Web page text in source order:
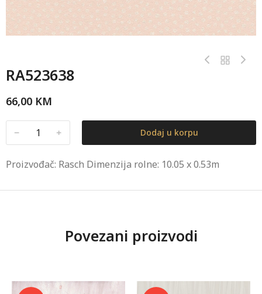
RA523638
66,00 KM
﹣ ﹢ Dodaj u korpu
Proizvođač: Rasch Dimenzija rolne: 10.05 x 0.53m
Povezani proizvodi